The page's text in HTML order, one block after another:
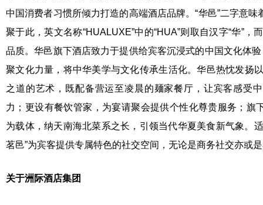
中国消费者习惯所倾力打造的高端酒店品牌。“华邑”二字意
聚于此，英文名称“HUALUXE”中的“HUA”则取自汉字“华”，
品质。华邑旗下酒店致力于提供给宾客沉浸式的中国文化体验
聚文化力量，将中华美学与文化传承生活化。华邑热忱发扬以
之道的艺术，既配备营运至凌晨的麺家餐厅，让宾客感受
力；更设有餐饮管家，为宴请聚会提供个性化尊贵服务；旗
为载体，纳天南海北菜系之长，引领当代华夏美食新气象。
茗邑”为宾客提供专属特色的社交空间，无论是商务社交亦或
关于洲际酒店集团